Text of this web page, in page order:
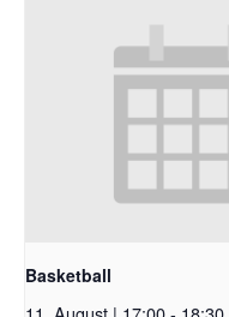
Basketball